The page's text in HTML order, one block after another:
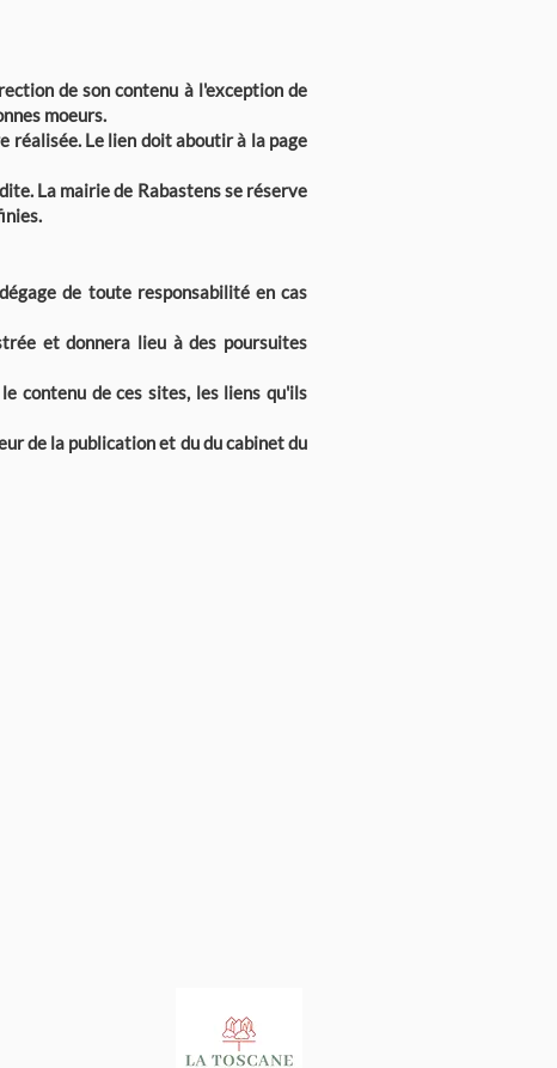
de son contenu à l'exception de
moeurs.
réalisée. Le lien doit aboutir à la page
La mairie de Rabastens se réserve
de toute responsabilité en cas
et donnera lieu à des poursuites
contenu de ces sites, les liens qu'ils
de la publication et du du cabinet du